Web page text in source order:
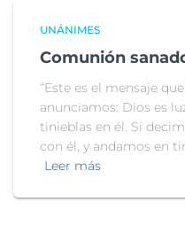
UNÁNIMES
Comunión
“Este es el mensaje
anunciamos: Dios es
tinieblas en él. Si
con él, y andamos en
Leer más